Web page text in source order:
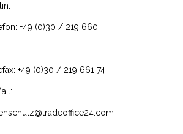
+49 (0)30 / 219 660
+49 (0)30 / 219 661 74